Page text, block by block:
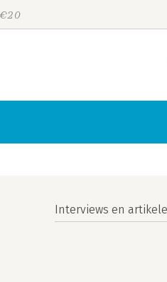
Interviews en